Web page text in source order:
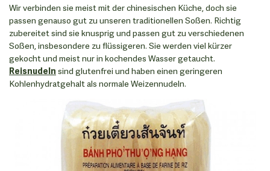
Wir verbinden sie meist mit der chinesischen Küche, doch sie
passen genauso gut zu unseren traditionellen Soßen. Richtig
zubereitet sind sie knusprig und passen gut zu verschiedenen
Soßen, insbesondere zu flüssigeren. Sie werden viel kürzer
gekocht und meist nur in kochendes Wasser getaucht.
Reisnudeln sind glutenfrei und haben einen geringeren
Kohlenhydratgehalt als normale Weizennudeln.